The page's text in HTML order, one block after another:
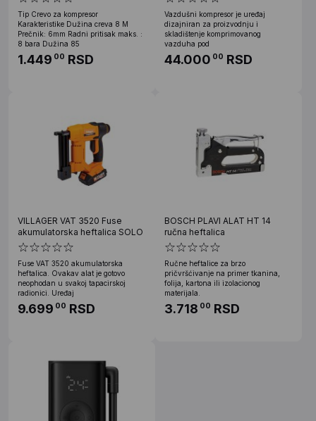
Tip Crevo za kompresor
Karakteristike Dužina creva 8 M
Prečnik: 6mm Radni pritisak maks. :
8 bara Dužina 85
1.449 00 RSD
Vazdušni kompresor je uređaj
dizajniran za proizvodnju i
skladištenje komprimovanog
vazduha pod
44.000 00 RSD
VILLAGER VAT 3520 Fuse
akumulatorska heftalica SOLO
Fuse VAT 3520 akumulatorska
heftalica. Ovakav alat je gotovo
neophodan u svakoj tapacirskoj
radionici. Uređaj
9.699 00 RSD
BOSCH PLAVI ALAT HT 14
ručna heftalica
Ručne heftalice za brzo
pričvršćivanje na primer tkanina,
folija, kartona ili izolacionog
materijala.
3.718 00 RSD